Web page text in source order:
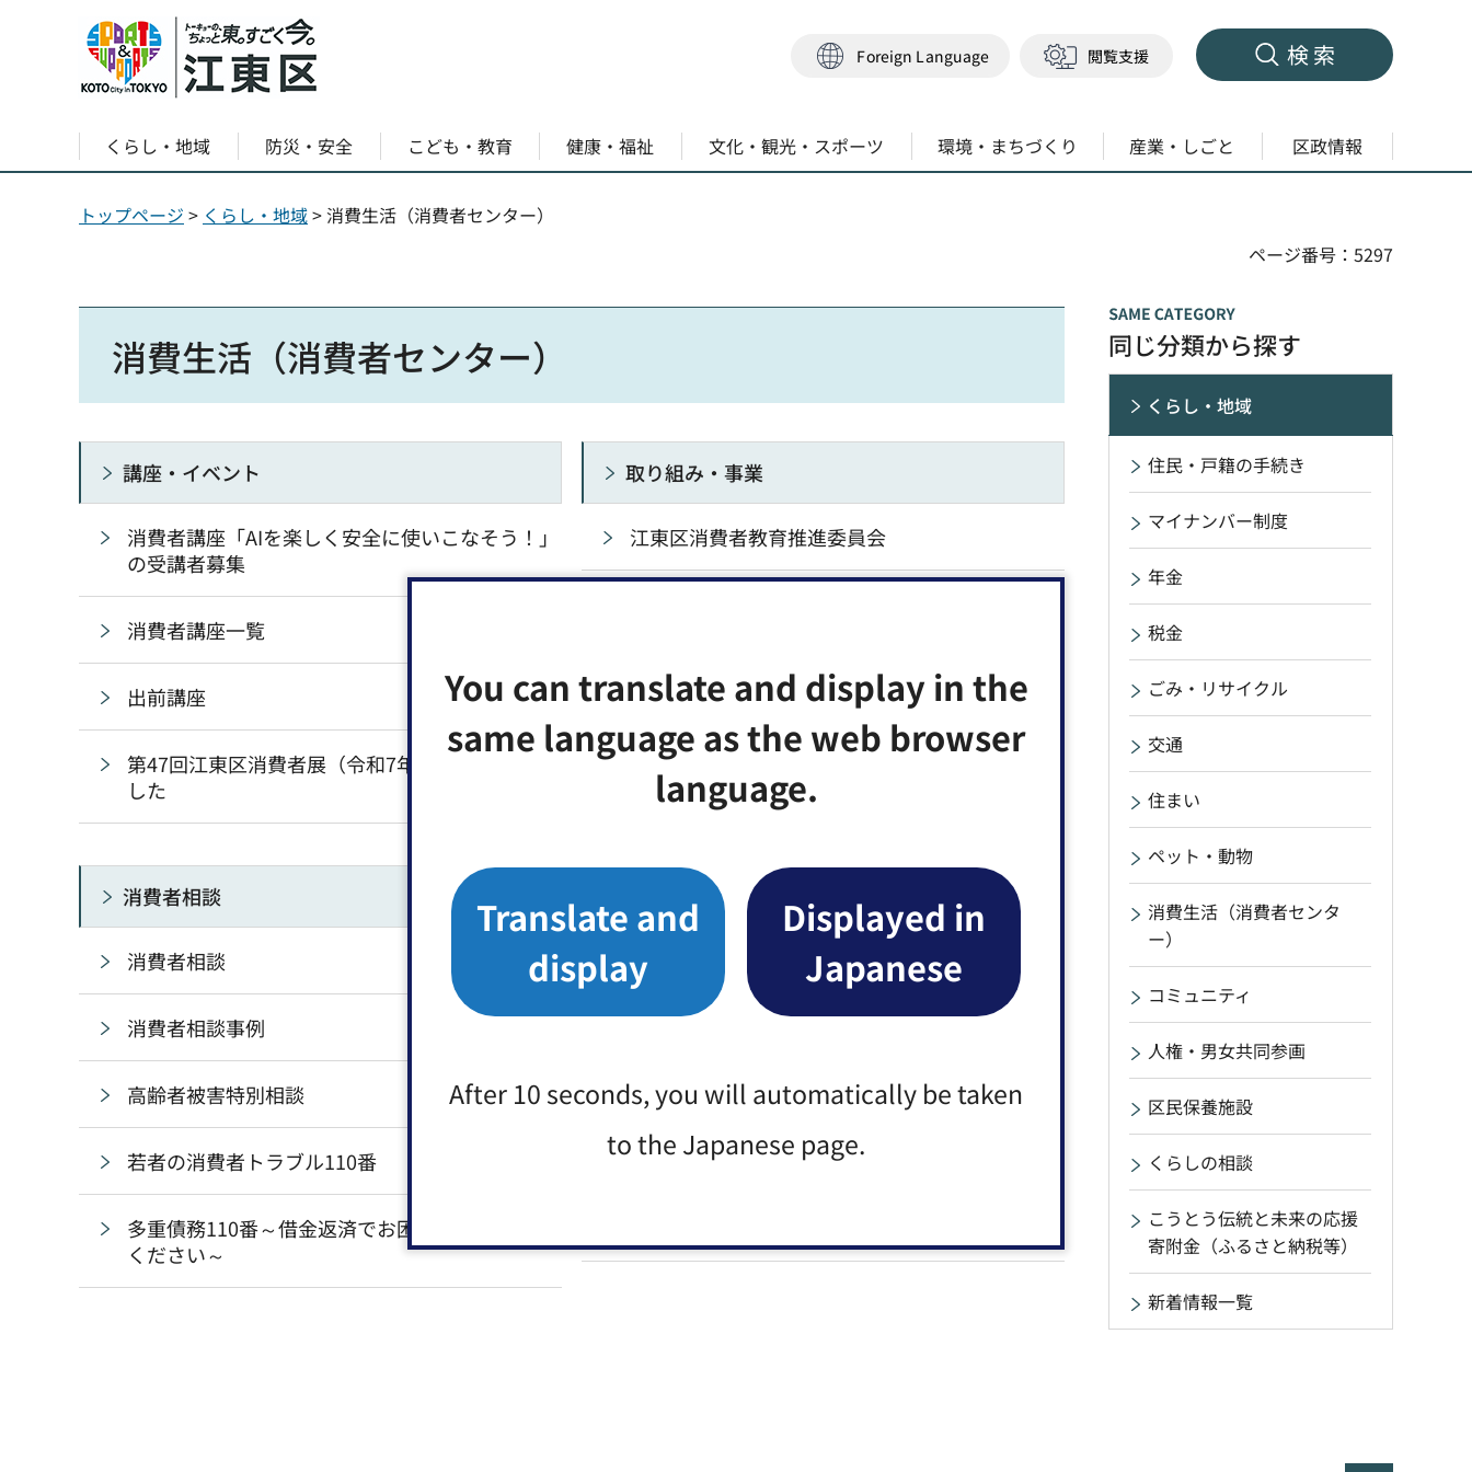
You can translate and display in the
same language as the web browser
language.
Translate and
display
Displayed in
Japanese
After 10 seconds, you will automatically be taken
to the Japanese page.
Foreign Language 閲覧支援 検索
くらし・地域 防災・安全 こども・教育 健康・福祉 文化・観光・スポーツ 環境・まちづくり 産業・しごと 区政情報
トップページ > くらし・地域> 消費生活（消費者センター）
ページ番号：5297
消費生活（消費者センター）
講座・イベント
消費者講座「AIを楽しく安全に使いこなそう！」
の受講者募集
消費者講座一覧
出前講座
第47回江東区消費者展（令和7年度）を開催しま
した
取り組み・事業
江東区消費者教育推進委員会
品質表示立入り検査
消費者団体・グループの育成
消費者相談
消費者相談
消費者相談事例
高齢者被害特別相談
若者の消費者トラブル110番
多重債務110番～借金返済でお困りの方はご相談
ください～
消費者情報
カスタマーハラスメント(カスハラ)とは
消費生活に関する情報
悪質商法一覧
同じ分類から探す
くらし・地域
住民・戸籍の手続き
マイナンバー制度
年金
税金
ごみ・リサイクル
交通
住まい
ペット・動物
消費生活（消費者センタ
ー）
コミュニティ
人権・男女共同参画
区民保養施設
くらしの相談
こうとう伝統と未来の応援
寄附金（ふるさと納税等）
新着情報一覧